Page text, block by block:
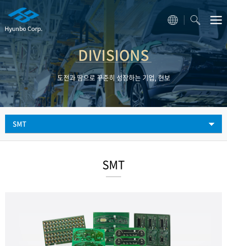
DIVISIONS
도전과 땀으로 꾸준히 성장하는 기업, 현보
SMT
SMT